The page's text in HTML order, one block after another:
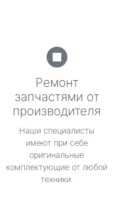
Ремонт
запчастями от
производителя
Наши специалисты
имеют при себе
оригинальные
комплектующие от любой
техники.